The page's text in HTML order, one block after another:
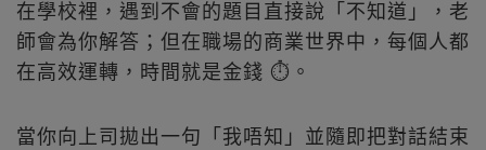
在學校裡，遇到不會的題目直接說「不知道」，老
師會為你解答；但在職場的商業世界中，每個人都
在高效運轉，時間就是金錢 ⏱️。
當你向上司拋出一句「我唔知」並隨即把對話結束